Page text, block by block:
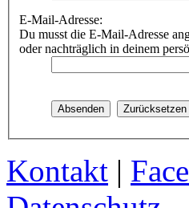
E-Mail-Adresse:
Du musst die E-Mail-Adresse
oder nachträglich in deinem
Kontakt |